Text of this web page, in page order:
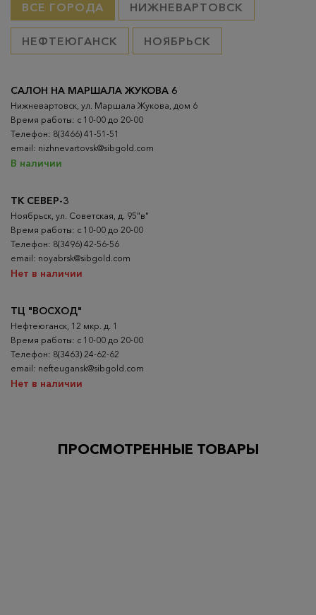
ВСЕ ГОРОДА НИЖНЕВАРТОВСК
НЕФТЕЮГАНСК НОЯБРЬСК
ТК СЕВЕР-3
Ноябрьск, ул. Советская, д. 95"в"
Время работы: с 10-00 до 20-00
Телефон: 8(3496) 42-56-56
email: noyabrsk@sibgold.com
Нет в наличии
ТЦ "ВОСХОД"
Нефтеюганск, 12 мкр. д. 1
Время работы: с 10-00 до 20-00
Телефон: 8(3463) 24-62-62
email: nefteugansk@sibgold.com
Нет в наличии
САЛОН НА МАРШАЛА ЖУКОВА 6
Нижневартовск, ул. Маршала Жукова, дом 6
Время работы: с 10-00 до 20-00
Телефон: 8(3466) 41-51-51
email: nizhnevartovsk@sibgold.com
В наличии
ПРОСМОТРЕННЫЕ ТОВАРЫ